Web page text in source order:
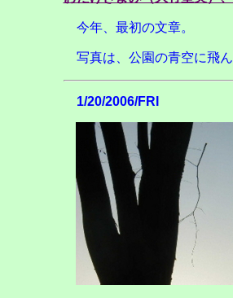
今年、最初の文章。
写真は、公園の青空に飛ん
1/20/2006/FRI